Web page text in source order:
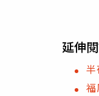
延伸
半
福